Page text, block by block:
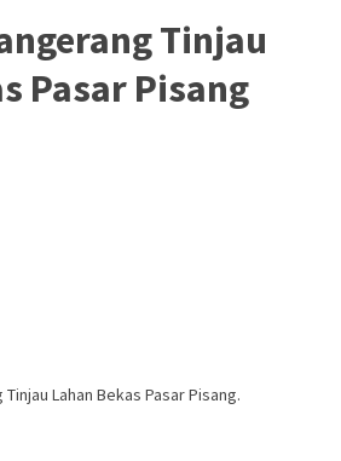
Tinjau
Pasar Pisang
Lahan Bekas Pasar Pisang.